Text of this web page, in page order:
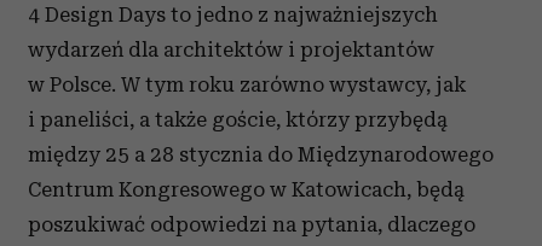
4 Design Days to jedno z najważniejszych
wydarzeń dla architektów i projektantów
w Polsce. W tym roku zarówno wystawcy, jak
i paneliści, a także goście, którzy przybędą
między 25 a 28 stycznia do Międzynarodowego
Centrum Kongresowego w Katowicach, będą
poszukiwać odpowiedzi na pytania, dlaczego